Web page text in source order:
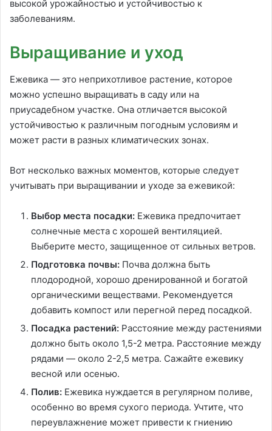
высокой урожайностью и устойчивостью к
заболеваниям.
Выращивание и уход
Ежевика — это неприхотливое растение, которое
можно успешно выращивать в саду или на
приусадебном участке. Она отличается высокой
устойчивостью к различным погодным условиям и
может расти в разных климатических зонах.
Вот несколько важных моментов, которые следует
учитывать при выращивании и уходе за ежевикой:
Выбор места посадки: Ежевика предпочитает
солнечные места с хорошей вентиляцией.
Выберите место, защищенное от сильных ветров.
Подготовка почвы: Почва должна быть
плодородной, хорошо дренированной и богатой
органическими веществами. Рекомендуется
добавить компост или перегной перед посадкой.
Посадка растений: Расстояние между растениями
должно быть около 1,5-2 метра. Расстояние между
рядами — около 2-2,5 метра. Сажайте ежевику
весной или осенью.
Полив: Ежевика нуждается в регулярном поливе,
особенно во время сухого периода. Учтите, что
переувлажнение может привести к гниению